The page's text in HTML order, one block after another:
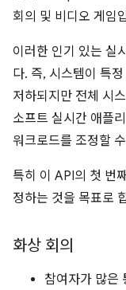
회의 및 비디오 게임
이러한 인기 있는 실
다. 즉, 시스템이 특
저하되지만 전체 시
소프트 실시간 애플
워크로드를 조정할
특히 이 API의 첫 번
정하는 것을 목표로
화상 회의
참여자가 많은